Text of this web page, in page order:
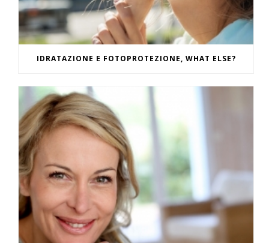
IDRATAZIONE E FOTOPROTEZIONE, WHAT ELSE?